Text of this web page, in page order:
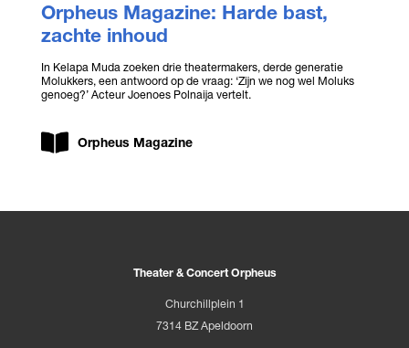
Orpheus Magazine: Harde bast,
zachte inhoud
In Kelapa Muda zoeken drie theatermakers, derde generatie
Molukkers, een antwoord op de vraag: ‘Zijn we nog wel Moluks
genoeg?’ Acteur Joenoes Polnaija vertelt.
Orpheus Magazine
Theater & Concert Orpheus
Churchillplein 1
7314 BZ Apeldoorn